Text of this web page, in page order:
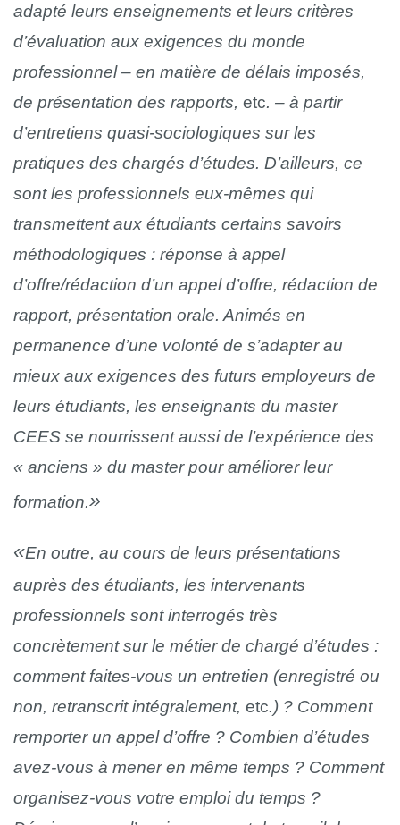
adapté leurs enseignements et leurs critères
d’évaluation aux exigences du monde
professionnel – en matière de délais imposés,
de présentation des rapports, etc. – à partir
d’entretiens quasi-sociologiques sur les
pratiques des chargés d’études. D’ailleurs, ce
sont les professionnels eux-mêmes qui
transmettent aux étudiants certains savoirs
méthodologiques : réponse à appel
d’offre/rédaction d’un appel d’offre, rédaction de
rapport, présentation orale. Animés en
permanence d’une volonté de s’adapter au
mieux aux exigences des futurs employeurs de
leurs étudiants, les enseignants du master
CEES se nourrissent aussi de l’expérience des
« anciens » du master pour améliorer leur
formation.
En outre, au cours de leurs présentations
auprès des étudiants, les intervenants
professionnels sont interrogés très
concrètement sur le métier de chargé d’études :
comment faites-vous un entretien (enregistré ou
non, retranscrit intégralement, etc.) ? Comment
remporter un appel d’offre ? Combien d’études
avez-vous à mener en même temps ? Comment
organisez-vous votre emploi du temps ?